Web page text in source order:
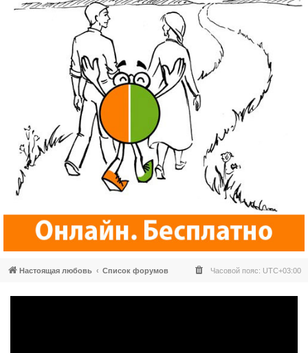
Настоящая любовь Список форумов Часовой пояс: UTC+03:00